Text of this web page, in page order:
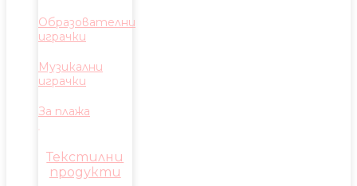
Образователни
играчки
Музикални
играчки
За плажа
Текстилни
продукти